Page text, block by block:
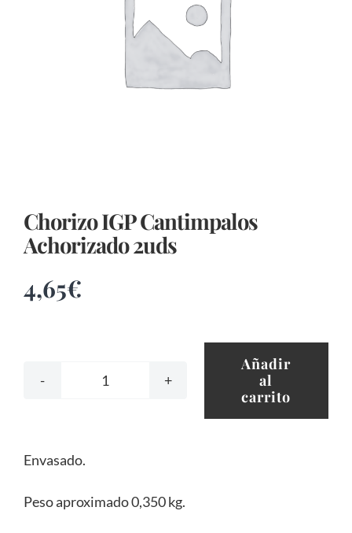
Chorizo IGP Cantimpalos
Achorizado 2uds
4,65€
2uds
Añadir
al
carrito
Envasado.
Peso aproximado 0,350 kg.